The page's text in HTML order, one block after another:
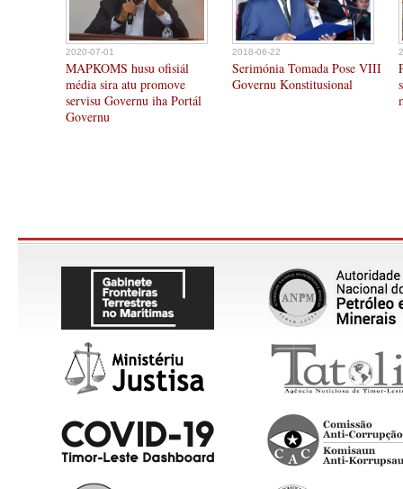
2020-07-01
MAPKOMS husu ofisiál
média sira atu promove
servisu Governu iha Portál
Governu
2018-06-22
Serimónia Tomada Pose VIII
Governu Konstitusional